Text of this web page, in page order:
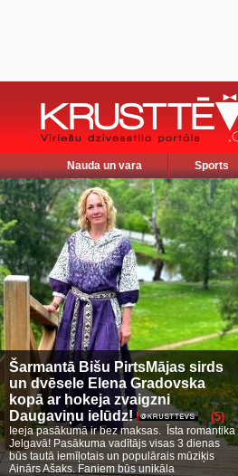
Nauda un vara Sports
Šarmantā Bišu PirtsMājas sirds
un dvēsele Elena Gradovska
kopā ar hokeja zvaigzni
Daugaviņu ielūdz!
(5)
Ieeja pasākumā ir bez maksas. Īsta romantika
Jelgavā! Pasākuma vadītājs visas 3 dienas
būs tautā iemīļotais un populārais mūziķis
Ainārs Ašaks. Faniem būs unikāla